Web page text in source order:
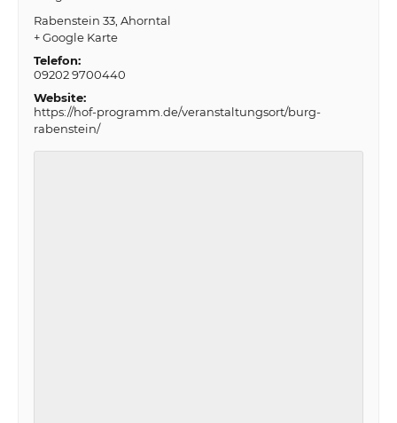
Rabenstein 33 Ahorntal
+ Google Karte
Telefon:
09202 9700440
Website:
https://hof-programm.de/veranstaltungsort/burg-
rabenstein/